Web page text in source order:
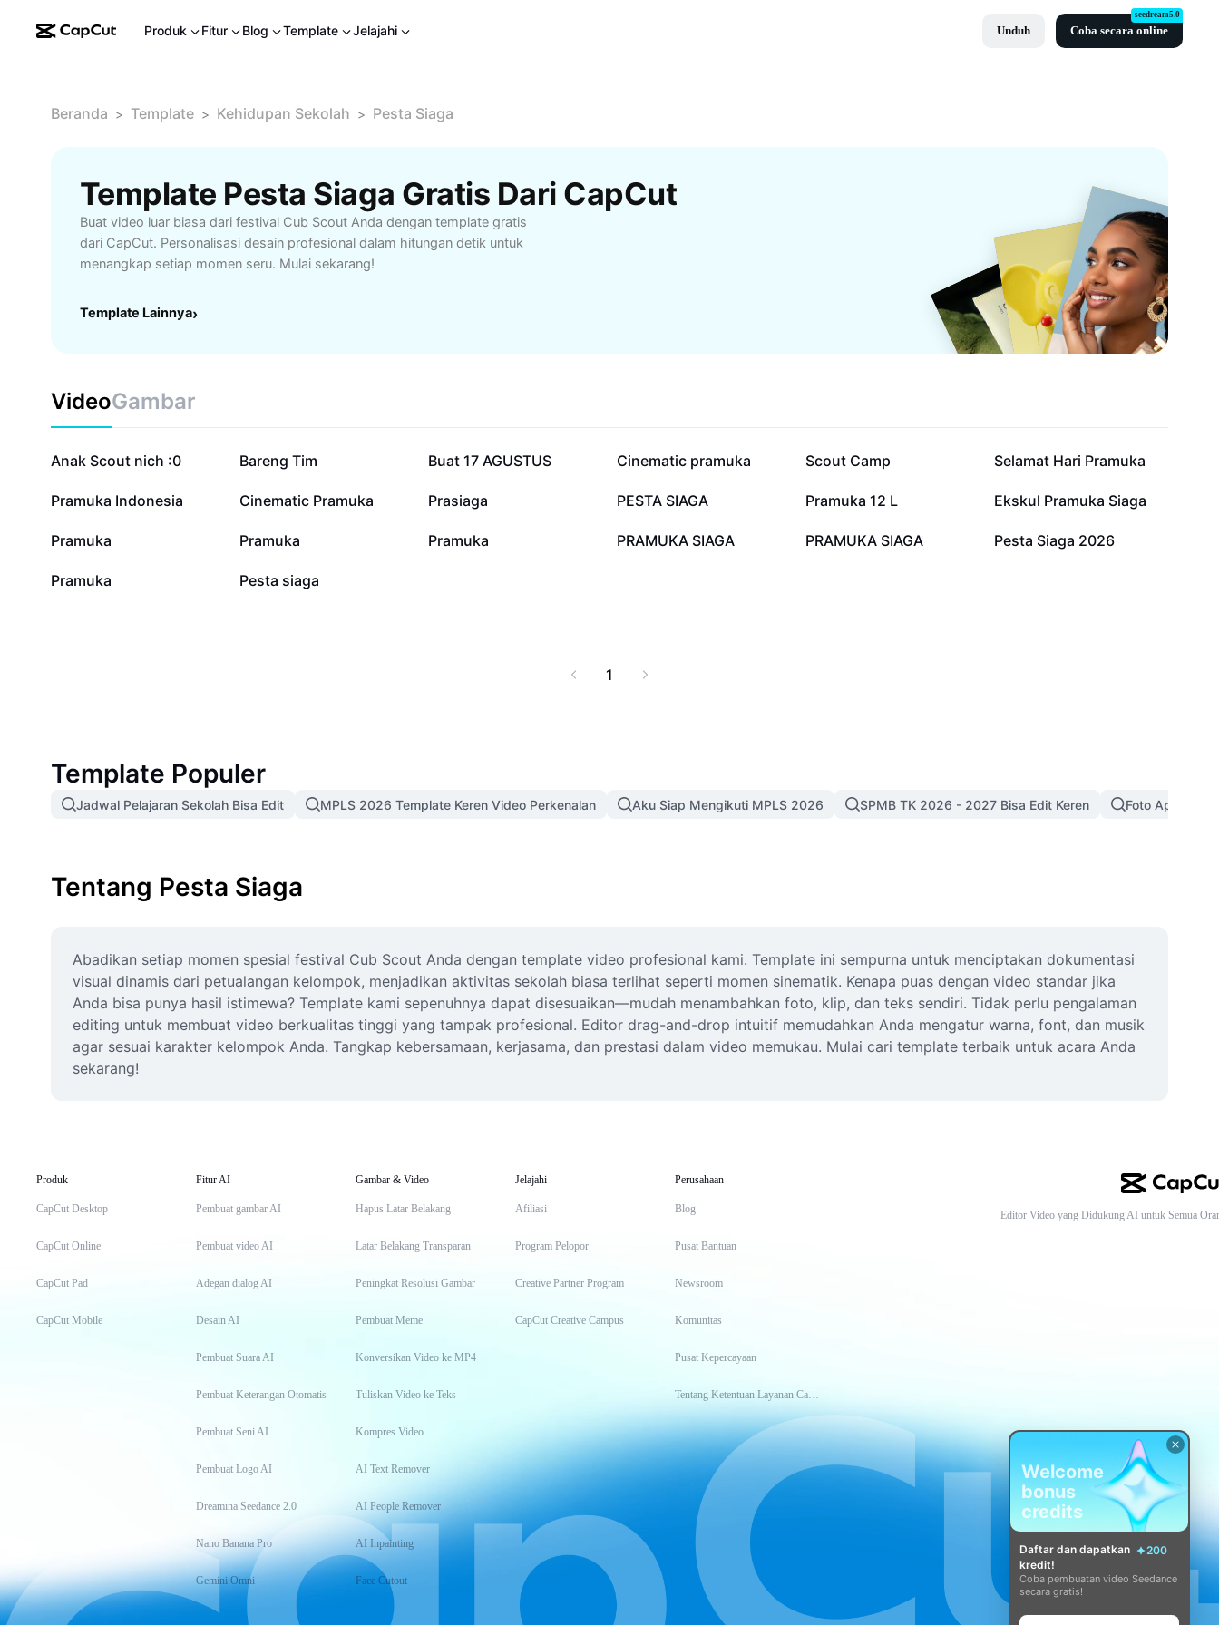
Produk Fitur Blog Template Jelajahi Unduh Coba secara online
seedream5.0
Beranda > Template > Kehidupan Sekolah > Pesta Siaga
Template Pesta Siaga Gratis Dari CapCut
Buat video luar biasa dari festival Cub Scout Anda dengan template gratis
dari CapCut. Personalisasi desain profesional dalam hitungan detik untuk
menangkap setiap momen seru. Mulai sekarang!
Template Lainnya›
VideoGambar
174,4 rb
Anak Scout nich :0 58,9 rb
Bareng Tim 27,3 rb
Buat 17 AGUSTUS 24,5 rb
Cinematic pramuka 20,5 rb
Scout Camp 4,1 rb
Selamat Hari Pramuka
2,9 rb
Pramuka Indonesia 2,8 rb
Cinematic Pramuka 2,4 rb
Prasiaga 1,5 rb
PESTA SIAGA 1,2 rb
Pramuka 12 L 885
Ekskul Pramuka Siaga
691
Pramuka 396
Pramuka 352
Pramuka 328
PRAMUKA SIAGA 206
PRAMUKA SIAGA 42
Pesta Siaga 2026
2
Pramuka 0
Pesta siaga
1
Template Populer
Jadwal Pelajaran Sekolah Bisa Edit MPLS 2026 Template Keren Video Perkenalan Aku Siap Mengikuti MPLS 2026 SPMB TK 2026 - 2027 Bisa Edit Keren Foto Apa Aja
Tentang Pesta Siaga
Abadikan setiap momen spesial festival Cub Scout Anda dengan template video profesional kami. Template ini sempurna untuk menciptakan dokumentasi
visual dinamis dari petualangan kelompok, menjadikan aktivitas sekolah biasa terlihat seperti momen sinematik. Kenapa puas dengan video standar jika
Anda bisa punya hasil istimewa? Template kami sepenuhnya dapat disesuaikan—mudah menambahkan foto, klip, dan teks sendiri. Tidak perlu pengalaman
editing untuk membuat video berkualitas tinggi yang tampak profesional. Editor drag-and-drop intuitif memudahkan Anda mengatur warna, font, dan musik
agar sesuai karakter kelompok Anda. Tangkap kebersamaan, kerjasama, dan prestasi dalam video memukau. Mulai cari template terbaik untuk acara Anda
sekarang!
Produk
CapCut Desktop
CapCut Online
CapCut Pad
CapCut Mobile
Fitur AI
Pembuat gambar AI
Pembuat video AI
Adegan dialog AI
Desain AI
Pembuat Suara AI
Pembuat Keterangan Otomatis
Pembuat Seni AI
Pembuat Logo AI
Dreamina Seedance 2.0
Nano Banana Pro
Gemini Omni
Gambar & Video
Hapus Latar Belakang
Latar Belakang Transparan
Peningkat Resolusi Gambar
Pembuat Meme
Konversikan Video ke MP4
Tuliskan Video ke Teks
Kompres Video
AI Text Remover
AI People Remover
AI Inpainting
Face Cutout
Jelajahi
Afiliasi
Program Pelopor
Creative Partner Program
CapCut Creative Campus
Perusahaan
Blog
Pusat Bantuan
Newsroom
Komunitas
Pusat Kepercayaan
Tentang Ketentuan Layanan CapCut
Editor Video yang Didukung AI untuk Semua
Welcome
bonus
credits
Daftar dan dapatkan
200
kredit!
Coba pembuatan video Seedance
secara gratis!